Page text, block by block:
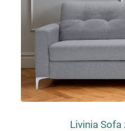
Livinia Sofa